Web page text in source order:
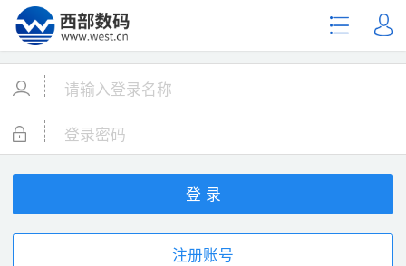
登 录
注册账号